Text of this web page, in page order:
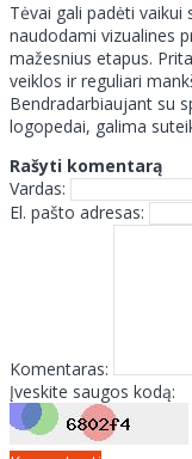
Tėvai gali padėti
naudodami vizualines
mažesnius etapus.
veiklos ir reguliari
Bendradarbiaujant su
logopedai, galima
Rašyti komentarą
Vardas:
El. pašto adresas:
Komentaras:
Įveskite saugos kodą: